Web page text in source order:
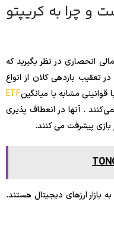
چرا به کریپتو
انحصاری در نظر بگیرید که
تعقیب بازدهی کلان از انواع
مشابه با میانگینETF
. آنها در انعطاف پذیری
بازی پیشرفت می کنند.
بازار ارزهای دیجیتال هستند.